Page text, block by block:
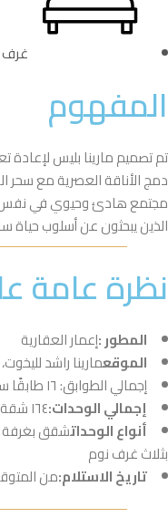
غرف
المفهوم
تم تصميم مارينا بليس لإعادة
دمج الأناقة العصرية مع سحر
مجتمع هادئ وحيوي في نفس
الذين يبحثون عن أسلوب حياة
نظرة عامة
المطور :إعمار العقارية
الموقعمارينا راشد
إجمالي الطوابق: ١٦ طابقًا سكنيًا
إجمالي الوحدات:١٦٤ شقة
أنواع الوحداتشقق بغرفة
بثلاث غرف نوم
تاريخ الاستلام:من